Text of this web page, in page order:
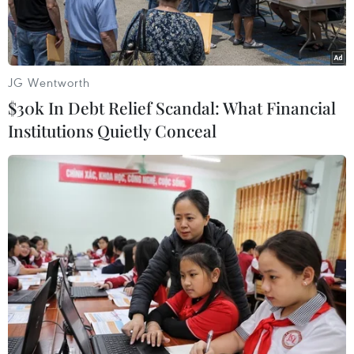
Kiểm tra thân nhiệt du khách khi nhập cảnh qua Sân bay quốc
tế Đà Nẵng. (Nguồn: baodanang.vn)
Ngày 24/2, Phó Giám đốc Sở Y tế Đà Nẵng
Nguyễn Tiên Hồng xác nhận đang thực hiện
cách ly một người Việt Nam đến từ Hàn Quốc có
dấu hiệu sốt, nghi nhiễm dịch COVID-19.
JG Wentworth
$30k In Debt Relief Scandal: What Financial
Institutions Quietly Conceal